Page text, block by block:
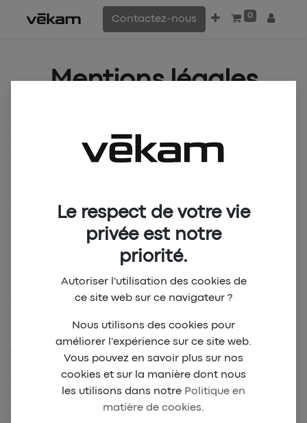
0
Contactez-nous
Mentions légales
Conformément aux dispositions des Articles 6-III et 19
de la Loi n°2004-575 du 21 juin 2004 pour la Confiance
dans l’économie numérique, dite L.C.E.N., il est porté à
après le "Site", les présentes mentions légales.
La connexion et la navigation sur le Site par
l’Utilisateur implique acceptation intégrale et sans
Ces dernières sont accessibles sur le Site à la rubrique
« Mentions légales ».
Ce site est édité par :
VEKAM, SAS, 44 Rue Monseigneur de Beaumont, 97400
Saint-Denis, +262 262 47 23 02,
contact@vekamsport.com
Le respect de votre vie
privée est notre
priorité.
Autoriser l'utilisation des cookies de
ce site web sur ce navigateur ?
Nous utilisons des cookies pour
améliorer l'expérience sur ce site web.
Vous pouvez en savoir plus sur nos
cookies et sur la manière dont nous
les utilisons dans notre Politique en
matière de cookies